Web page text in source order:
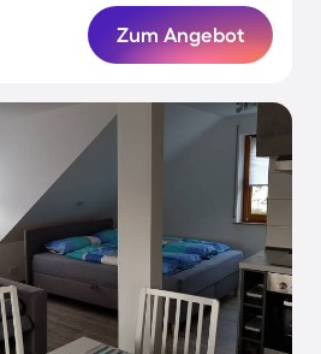
Zum Angebot